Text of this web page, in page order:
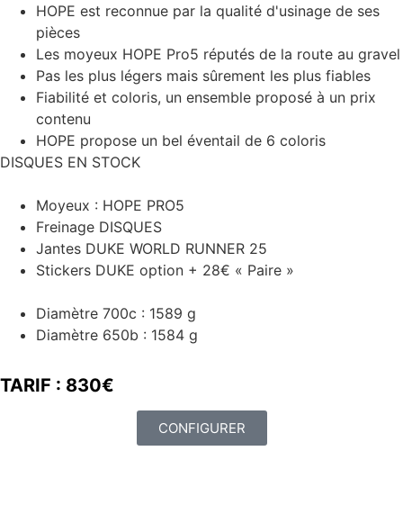
HOPE est reconnue par la qualité d'usinage de ses
pièces
Les moyeux HOPE Pro5 réputés de la route au gravel
Pas les plus légers mais sûrement les plus fiables
Fiabilité et coloris, un ensemble proposé à un prix
contenu
HOPE propose un bel éventail de 6 coloris
DISQUES EN STOCK
Moyeux : HOPE PRO5
Freinage DISQUES
Jantes DUKE WORLD RUNNER 25
Stickers DUKE option + 28€ « Paire »
Diamètre 700c : 1589 g
Diamètre 650b : 1584 g
TARIF : 830€
CONFIGURER